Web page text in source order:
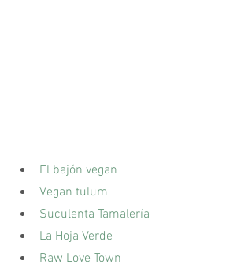
El bajón vegan
Vegan tulum
Suculenta Tamalería
La Hoja Verde
Raw Love Town